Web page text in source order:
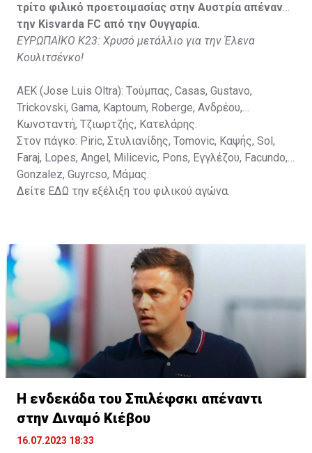
Vida, Otvos, Lucas, Camas, Mesanovic.
τρίτο φιλικό προετοιμασίας στην Αυστρία απέναντι
την Kisvarda FC από την Ουγγαρία.
ΕΥΡΩΠΑΪΚΟ Κ23: Χρυσό μετάλλιο για την Έλενα
Κουλιτσένκο!
ΑΕΚ (Jose Luis Oltra): Tούμπας, Casas, Gustavo,
Trickovski, Gama, Κaptoum, Roberge, Aνδρέου,
Κωνσταντή, Τζιωρτζής, Κατελάρης.
Στον πάγκο: Piric, Στυλιανίδης, Tomovic, Καψής, Sol,
Faraj, Lopes, Angel, Milicevic, Pons, Εγγλέζου, Facundo,
Gonzalez, Guyrcso, Μάμας.
Δείτε ΕΔΩ την εξέλιξη του φιλικού αγώνα.
Η ενδεκάδα του Σπιλέφσκι απέναντι
στην Διναμό Κιέβου
16.07.2023 18:33